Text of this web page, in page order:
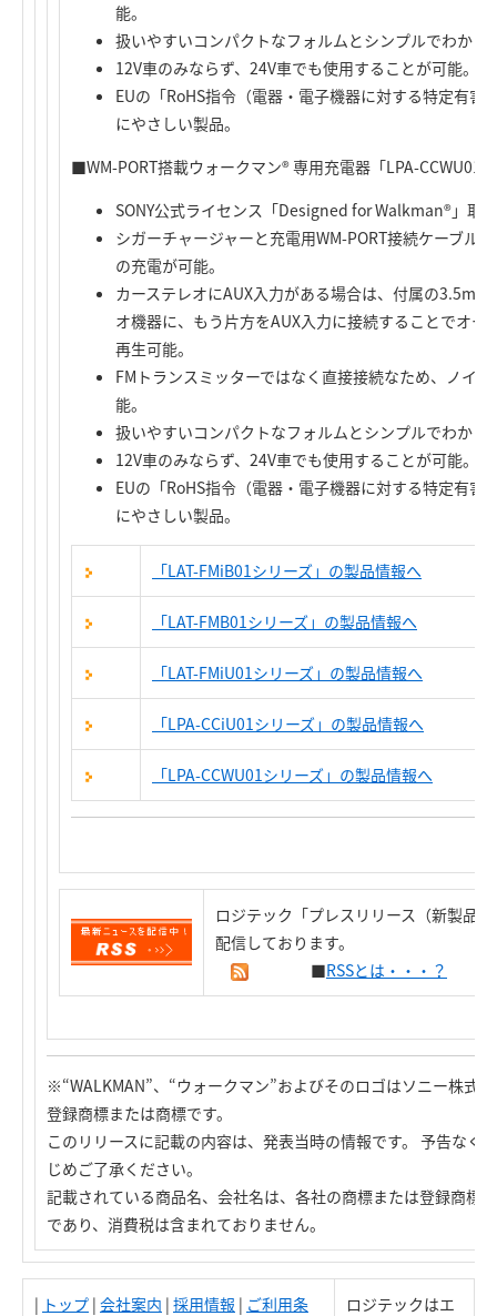
能。
扱いやすいコンパクトなフォルムとシンプルでわかり
12V車のみならず、24V車でも使用することが可能。
EUの「RoHS指令（電器・電子機器に対する特定有害
にやさしい製品。
■WM-PORT搭載ウォークマン® 専用充電器「LPA-CCWU01
SONY公式ライセンス「Designed for Walkman®」取
シガーチャージャーと充電用WM-PORT接続ケーブル
の充電が可能。
カーステレオにAUX入力がある場合は、付属の
オ機器に、もう片方をAUX入力に接続することでオー
再生可能。
FMトランスミッターではなく直接接続なため、ノイ
能。
扱いやすいコンパクトなフォルムとシンプルでわかり
12V車のみならず、24V車でも使用することが可能。
EUの「RoHS指令（電器・電子機器に対する特定有害
にやさしい製品。
「LAT-FMiB01シリーズ」の製品情報へ
「LAT-FMB01シリーズ」の製品情報へ
「LAT-FMiU01シリーズ」の製品情報へ
「LPA-CCiU01シリーズ」の製品情報へ
「LPA-CCWU01シリーズ」の製品情報へ
ロジテック「プレスリリース（新製品
配信しております。
■RSSとは・・・？
※“WALKMAN”、“ウォークマン”およびそのロゴはソニー株式
登録商標または商標です。
このリリースに記載の内容は、発表当時の情報です。 予告なく
じめご了承ください。
記載されている商品名、会社名は、各社の商標または登録商標
であり、消費税は含まれておりません。
| トップ | 会社案内 | 採用情報 | ご利用条
ロジテックはエ